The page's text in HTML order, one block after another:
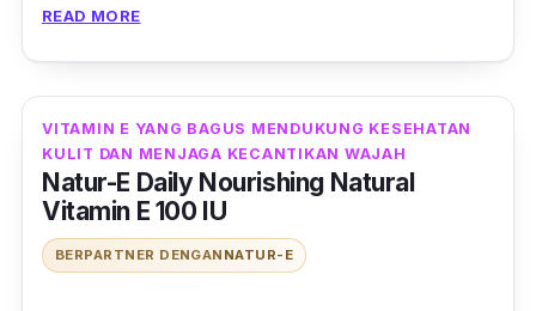
dengan 1000 IU.
Produk suplemen yang diproduksi oleh The
Nature's Bounty Co. asal Amerika Serikat ini
tak hanya mampu menjaga kesehatan kulit,
READ MORE
VITAMIN E YANG BAGUS MENDUKUNG KESEHATAN
KULIT DAN MENJAGA KECANTIKAN WAJAH
Natur-E Daily Nourishing Natural
Vitamin E 100 IU
BERPARTNER DENGAN NATUR-E